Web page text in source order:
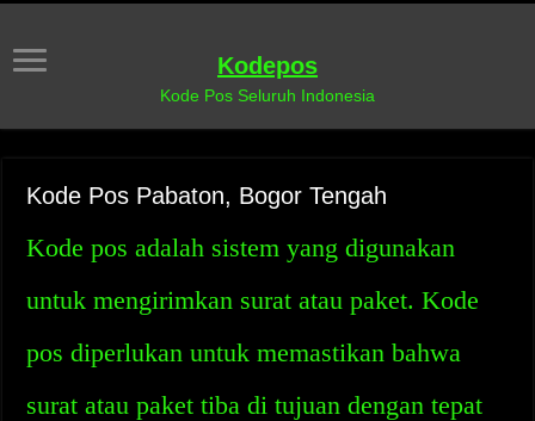
Kodepos
Kode Pos Seluruh Indonesia
Kode Pos Pabaton, Bogor Tengah
Kode pos adalah sistem yang digunakan
untuk mengirimkan surat atau paket. Kode
pos diperlukan untuk memastikan bahwa
surat atau paket tiba di tujuan dengan tepat